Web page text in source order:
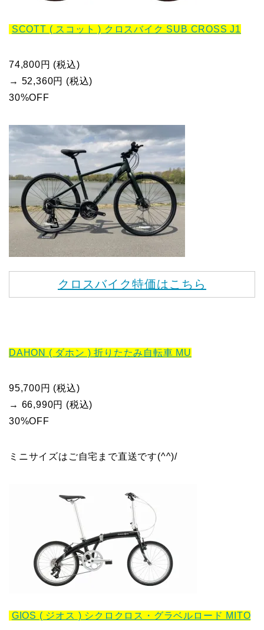
SCOTT ( スコット ) クロスバイク SUB CROSS J1
74,800円 (税込)
→ 52,360円 (税込)
30%OFF
クロスバイク特価はこちら
DAHON ( ダホン ) 折りたたみ自転車 MU
95,700円 (税込)
→ 66,990円 (税込)
30%OFF
ミニサイズはご自宅まで直送です(^^)/
GIOS ( ジオス ) シクロクロス・グラベルロード MITO